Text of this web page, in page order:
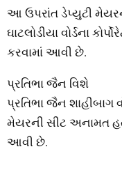
આ ઉપરાંત ડેપ્યુટી
ઘાટલોડીયા વોર્ડના
કરવામાં આવી છે.
પ્રતિભા જૈન વિશે
પ્રતિભા જૈન શાહીબાગ
મેયરની સીટ અનામત
આવી છે.